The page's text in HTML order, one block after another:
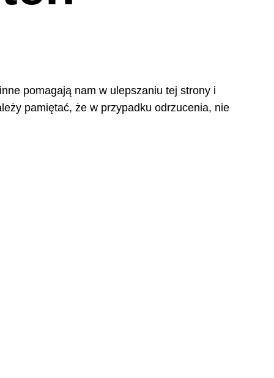
pomagają nam w ulepszaniu tej strony i
pamiętać, że w przypadku odrzucenia, nie